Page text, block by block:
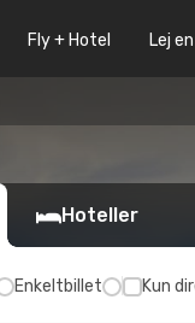
Fly + Hotel Lej en
Hoteller
Enkeltbillet Kun